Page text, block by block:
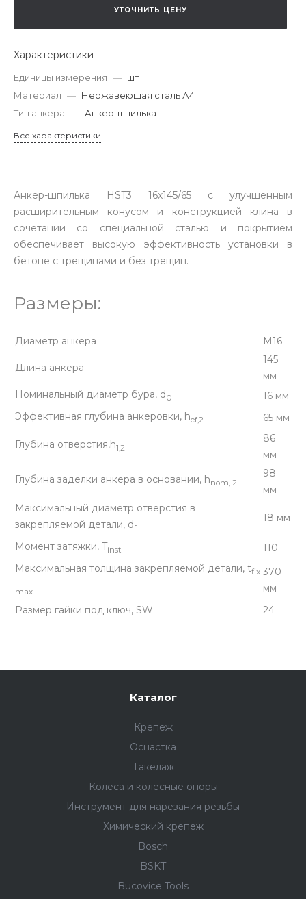
УТОЧНИТЬ ЦЕНУ
Характеристики
Единицы измерения — шт
Материал — Нержавеющая сталь А4
Тип анкера — Анкер-шпилька
Все характеристики
Анкер-шпилька HST3 16х145/65 с улучшенным
расширительным конусом и конструкцией клина в
сочетании со специальной сталью и покрытием
обеспечивает высокую эффективность установки в
бетоне с трещинами и без трещин.
Размеры:
Диаметр анкера М16
Длина анкера
145
мм
Номинальный диаметр бура, d0
16 мм
Эффективная глубина анкеровки, hef,2 65 мм
Глубина отверстия,h1,2
86
мм
Глубина заделки анкера в основании, hnom, 2
98
мм
Максимальный диаметр отверстия в
закрепляемой детали, df
18 мм
Момент затяжки, Tinst
110
Максимальная толщина закрепляемой детали, tfix
max
370
мм
Размер гайки под ключ, SW
24
Каталог
Крепеж
Оснастка
Такелаж
Колёса и колëсные опоры
Инструмент для нарезания резьбы
Химический крепеж
Bosch
BSKT
Bucovice Tools